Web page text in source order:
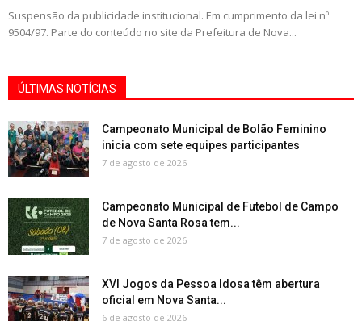
Suspensão da publicidade institucional. Em cumprimento da lei nº
9504/97. Parte do conteúdo no site da Prefeitura de Nova...
ÚLTIMAS NOTÍCIAS
Campeonato Municipal de Bolão Feminino
inicia com sete equipes participantes
7 de agosto de 2026
Campeonato Municipal de Futebol de Campo
de Nova Santa Rosa tem...
7 de agosto de 2026
XVI Jogos da Pessoa Idosa têm abertura
oficial em Nova Santa...
6 de agosto de 2026